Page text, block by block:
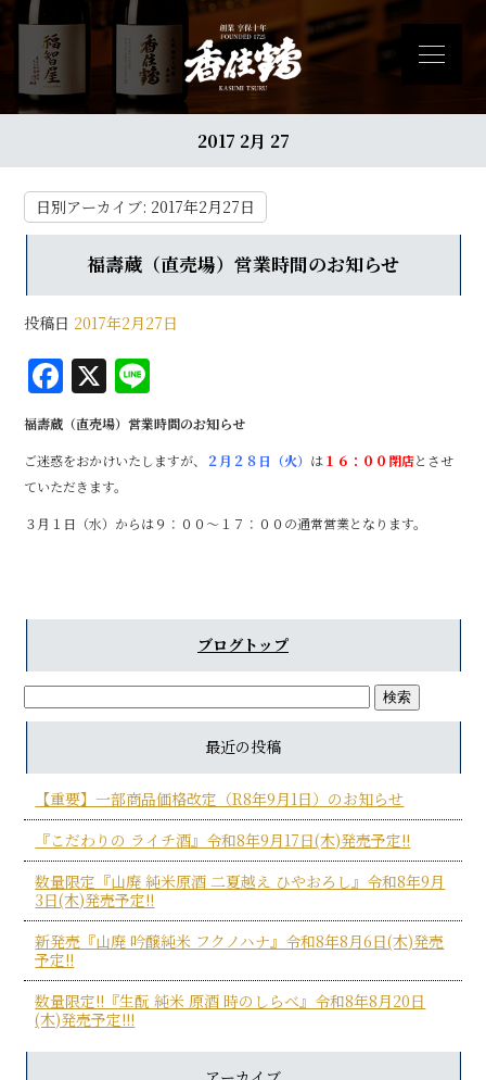
2017 2月 27
日別アーカイブ: 2017年2月27日
福壽蔵（直売場）営業時間のお知らせ
投稿日 2017年2月27日
F
a
c
e
b
k
X
n
e
福壽蔵（直売場）営業時間のお知らせ
ご迷惑をおかけいたしますが、
２月２８日（火） は１６：００閉店とさせ
ていただきます。
３月１日（水）からは９：００～１７：００の通常営業となります。
ブログトップ
最近の投稿
【重要】一部商品価格改定（R8年9月1日）のお知らせ
『こだわりの ライチ酒』令和8年9月17日(木)発売予定!!
数量限定『山廃 純米原酒 二夏越え ひやおろし』令和8年9月
3日(木)発売予定!!
新発売『山廃 吟醸純米 フクノハナ』令和8年8月6日(木)発売
予定!!
数量限定!!『生酛 純米 原酒 時のしらべ』令和8年8月20日
(木)発売予定!!!